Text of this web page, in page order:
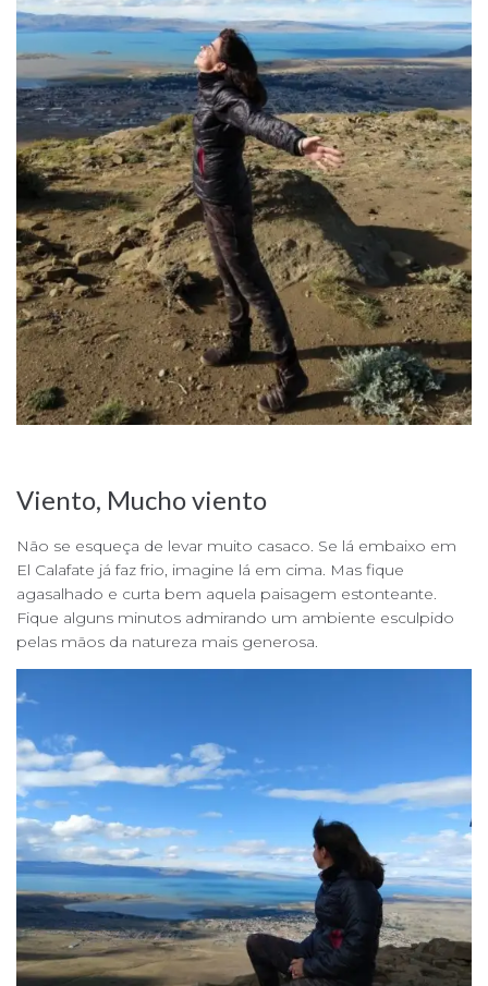
Viento, Mucho viento
Não se esqueça de levar muito casaco. Se lá embaixo em
El Calafate já faz frio, imagine lá em cima. Mas fique
agasalhado e curta bem aquela paisagem estonteante.
Fique alguns minutos admirando um ambiente esculpido
pelas mãos da natureza mais generosa.